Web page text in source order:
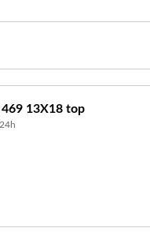
469 13X18 top